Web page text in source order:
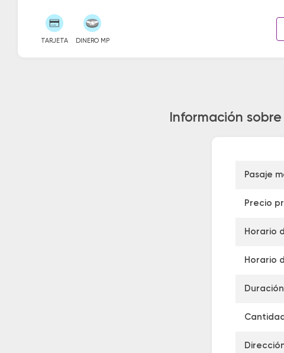
TARJETA DINERO MP
Información
Pasaje
Precio
Horario
Horario